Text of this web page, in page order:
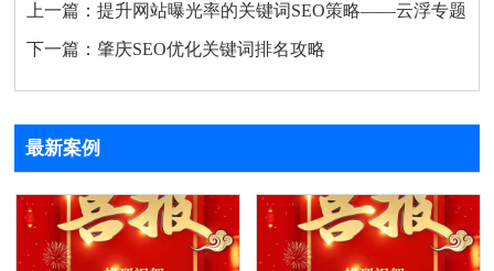
上一篇：提升网站曝光率的关键词SEO策略——云浮专题
下一篇：肇庆SEO优化关键词排名攻略
最新案例